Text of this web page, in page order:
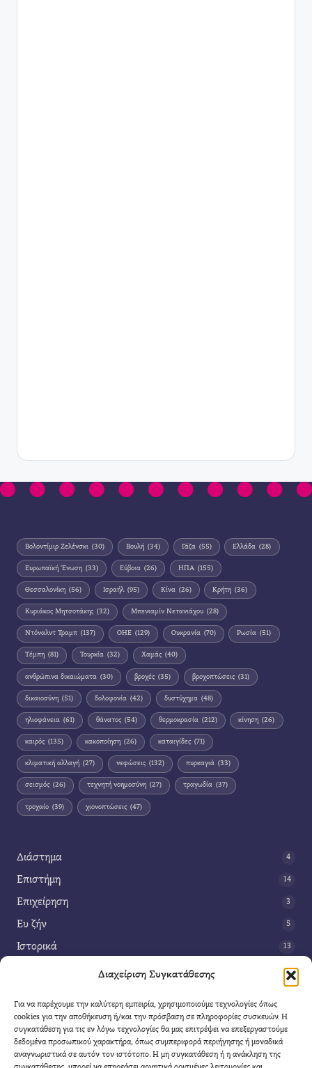
Διαχείριση Συγκατάθεσης
Για να παρέχουμε την καλύτερη εμπειρία, χρησιμοποιούμε τεχνολογίες όπως
cookies για την αποθήκευση ή/και την πρόσβαση σε πληροφορίες συσκευών. Η
συγκατάθεση για τις εν λόγω τεχνολογίες θα μας επιτρέψει να επεξεργαστούμε
δεδομένα προσωπικού χαρακτήρα, όπως συμπεριφορά περιήγησης ή μοναδικά
αναγνωριστικά σε αυτόν τον ιστότοπο. Η μη συγκατάθεση ή η ανάκληση της
Βολοντίμιρ Ζελένσκι (30) Βουλή (34) Γάζα (55) Ελλάδα (28)
Ευρωπαϊκή Ένωση (33) Εύβοια (26) ΗΠΑ (155)
Θεσσαλονίκη (56) Ισραήλ (95) Κίνα (26) Κρήτη (36)
Κυριάκος Μητσοτάκης (32) Μπενιαμίν Νετανιάχου (28)
Ντόναλντ Τραμπ (137) ΟΗΕ (129) Ουκρανία (70) Ρωσία (51)
Τέμπη (81) Τουρκία (32) Χαμάς (40)
ανθρώπινα δικαιώματα (30) βροχές (35) βροχοπτώσεις (31)
δικαιοσύνη (51) δολοφονία (42) δυστύχημα (48)
ηλιοφάνεια (61) θάνατος (54) θερμοκρασία (212) κίνηση (26)
καιρός (135) κακοποίηση (26) καταιγίδες (71)
κλιματική αλλαγή (27) νεφώσεις (132) πυρκαγιά (33)
σεισμός (26) τεχνητή νοημοσύνη (27) τραγωδία (37)
τροχαίο (39) χιονοπτώσεις (47)
Διάστημα 4
Επιστήμη 14
Επιχείρηση 3
Ευ ζήν 5
Ιστορικά 13
42
Τέχνη 3
Τεχνολογία
Υγεία